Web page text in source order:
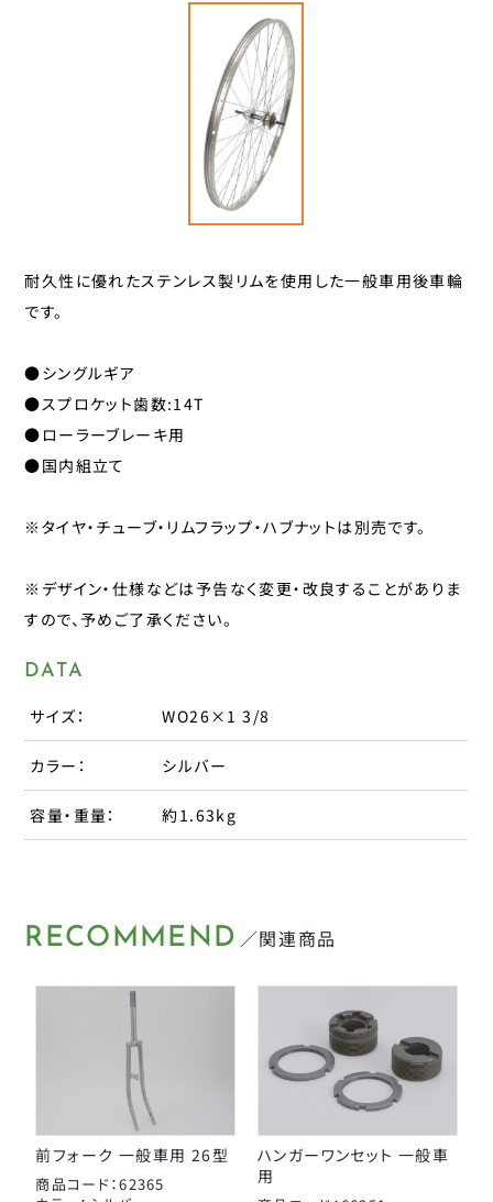
タイヤチューブパーツ
ケミカル
ポンプ
ベル
ライト・反射板
カギ
日本反射器工業
その他
耐久性に優れたステンレス製リムを使用した一般車用後車輪
です。
●シングルギア
●スプロケット歯数:14T
●ローラーブレーキ用
●国内組立て
※タイヤ・チューブ・リムフラップ・ハブナットは別売です。
※デザイン・仕様などは予告なく変更・改良することがありま
すので、予めご了承ください。
DATA
サイズ： WO26×1 3/8
カラー： シルバー
容量・重量： 約1.63kg
RECOMMEND ／関連商品
前フォーク 一般車用 26型
商品コード：62365
ハンガーワンセット 一般車
用